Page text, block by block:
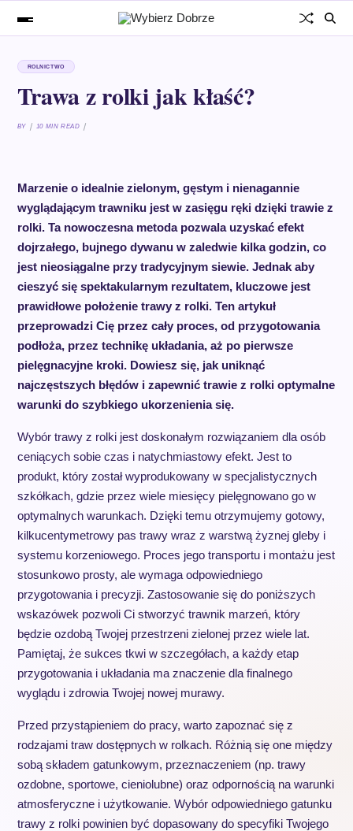
ROLNICTWO
Trawa z rolki jak kłaść?
BY 10 MIN READ
Marzenie o idealnie zielonym, gęstym i nienagannie
wyglądającym trawniku jest w zasięgu ręki dzięki trawie z
rolki. Ta nowoczesna metoda pozwala uzyskać efekt
dojrzałego, bujnego dywanu w zaledwie kilka godzin, co
jest nieosiągalne przy tradycyjnym siewie. Jednak aby
cieszyć się spektakularnym rezultatem, kluczowe jest
prawidłowe położenie trawy z rolki. Ten artykuł
przeprowadzi Cię przez cały proces, od przygotowania
podłoża, przez technikę układania, aż po pierwsze
pielęgnacyjne kroki. Dowiesz się, jak uniknąć
najczęstszych błędów i zapewnić trawie z rolki optymalne
warunki do szybkiego ukorzenienia się.
Wybór trawy z rolki jest doskonałym rozwiązaniem dla osób
ceniących sobie czas i natychmiastowy efekt. Jest to
produkt, który został wyprodukowany w specjalistycznych
szkółkach, gdzie przez wiele miesięcy pielęgnowano go w
optymalnych warunkach. Dzięki temu otrzymujemy gotowy,
kilkucentymetrowy pas trawy wraz z warstwą żyznej gleby i
systemu korzeniowego. Proces jego transportu i montażu jest
stosunkowo prosty, ale wymaga odpowiedniego
przygotowania i precyzji. Zastosowanie się do poniższych
wskazówek pozwoli Ci stworzyć trawnik marzeń, który
będzie ozdobą Twojej przestrzeni zielonej przez wiele lat.
Pamiętaj, że sukces tkwi w szczegółach, a każdy etap
przygotowania i układania ma znaczenie dla finalnego
wyglądu i zdrowia Twojej nowej murawy.
Przed przystąpieniem do pracy, warto zapoznać się z
rodzajami traw dostępnych w rolkach. Różnią się one między
sobą składem gatunkowym, przeznaczeniem (np. trawy
ozdobne, sportowe, cieniolubne) oraz odpornością na warunki
atmosferyczne i użytkowanie. Wybór odpowiedniego gatunku
trawy z rolki powinien być dopasowany do specyfiki Twojego